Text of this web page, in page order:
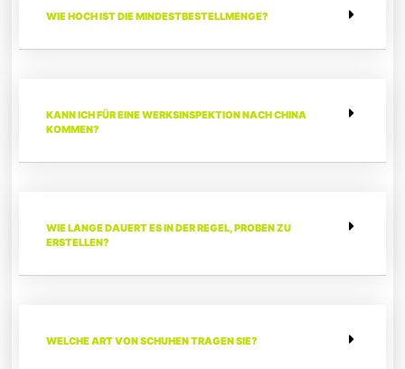
WIE HOCH IST DIE MINDESTBESTELLMENGE?
KANN ICH FÜR EINE WERKSINSPEKTION NACH CHINA
KOMMEN?
WIE LANGE DAUERT ES IN DER REGEL, PROBEN ZU
ERSTELLEN?
WELCHE ART VON SCHUHEN TRAGEN SIE?